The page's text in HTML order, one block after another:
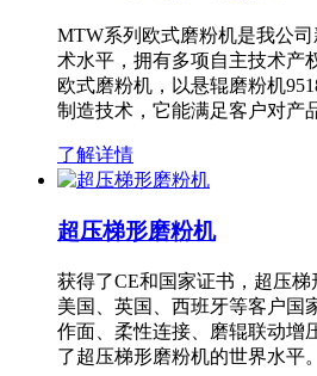
MTW系列欧式磨粉机是我公
术水平，拥有多项自主技术产
欧式磨粉机，以悬辊磨粉机
制造技术，它能满足客户对产
了解详情
超压梯形磨粉机
获得了CE和国家证书，超压梯
美国、英国、西班牙等客户国
作面、柔性连接、磨辊联动增
了超压梯形磨粉机的世界水